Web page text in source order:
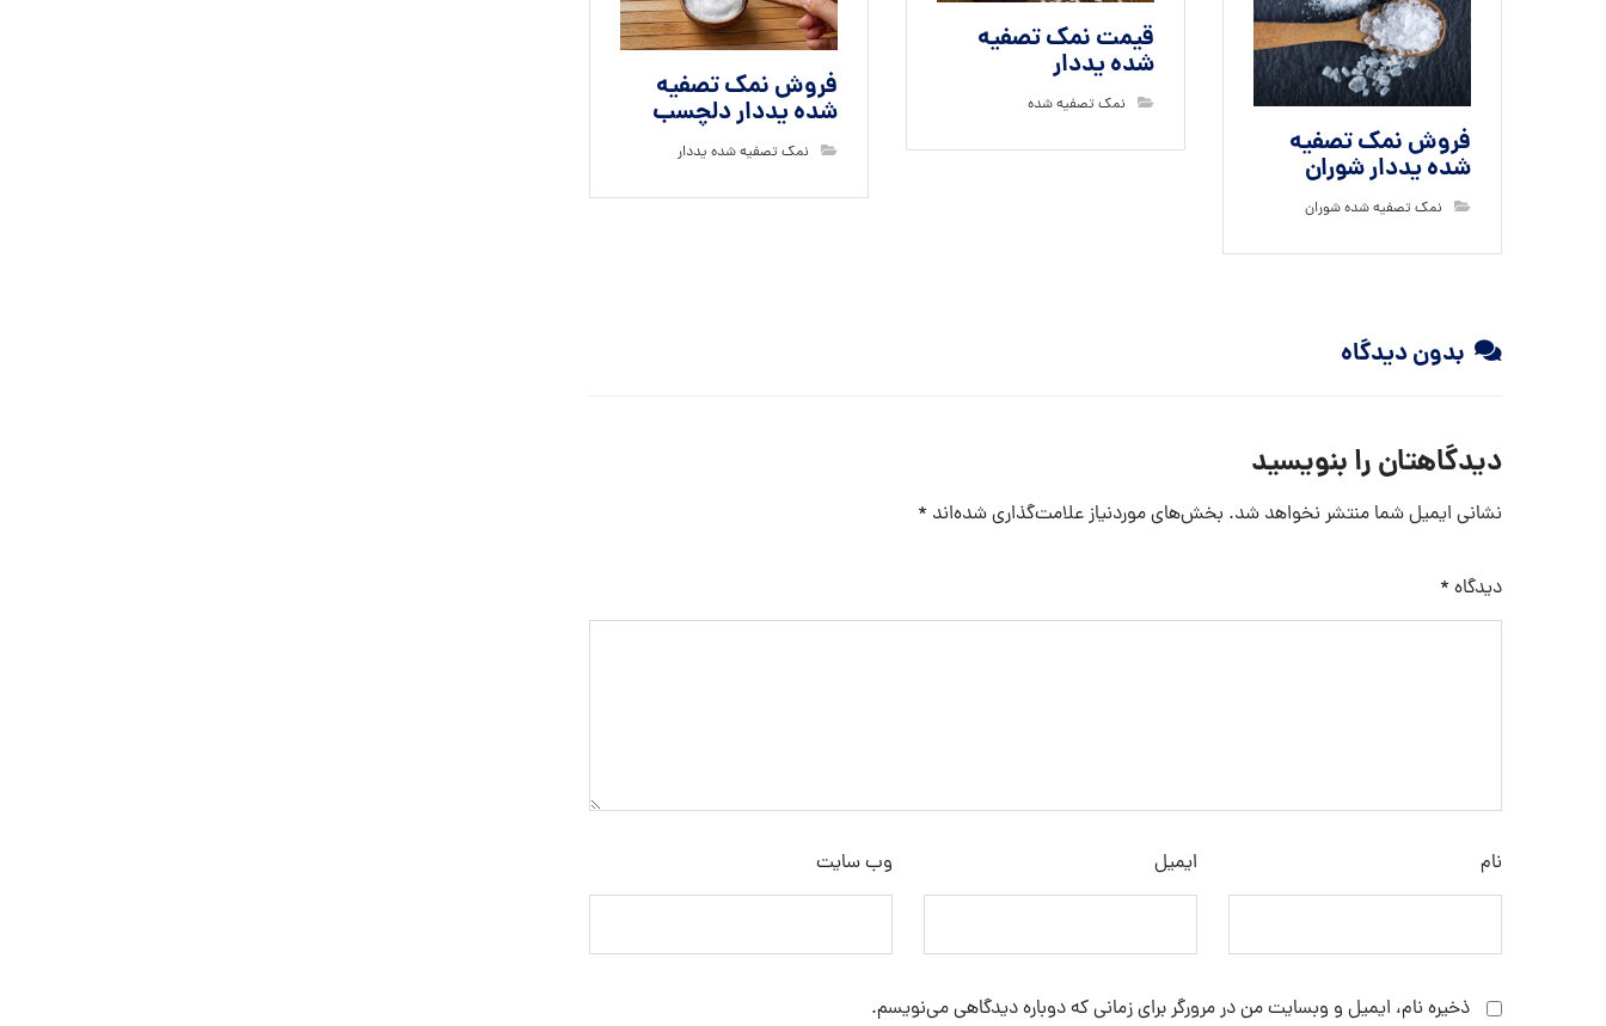
فروش نمک تصفیه
شده یددار شوران
نمک تصفیه شده شوران
قیمت نمک تصفیه
شده یددار
نمک تصفیه شده فروش نمک تصفیه
شده یددار دلچسب
نمک تصفیه شده یددار
بدون دیدگاه
دیدگاهتان را بنویسید
نشانی ایمیل شما منتشر نخواهد شد. بخش‌های موردنیاز علامت‌گذاری شده‌اند *
دیدگاه *
نام ایمیل وب‌ سایت
ذخیره نام، ایمیل و وبسایت من در مرورگر برای زمانی که دوباره دیدگاهی می‌نویسم.